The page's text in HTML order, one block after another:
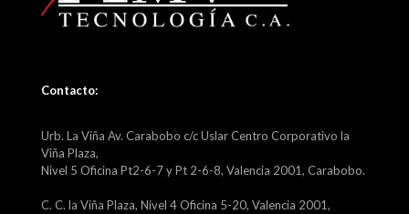
Contacto:
Urb. La Viña Av. Carabobo c/c Uslar Centro Corporativo la
Viña Plaza,
Nivel 5 Oficina Pt2-6-7 y Pt 2-6-8, Valencia 2001, Carabobo.
C. C. la Viña Plaza, Nivel 4 Oficina 5-20, Valencia 2001,